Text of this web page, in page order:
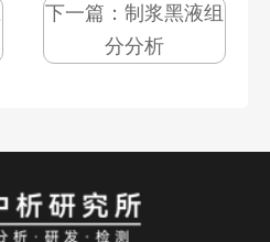
下一篇：制浆黑液组
分分析